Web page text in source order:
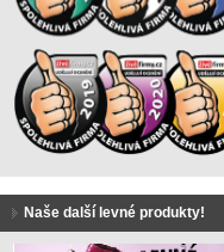
Naše další levné produkty!